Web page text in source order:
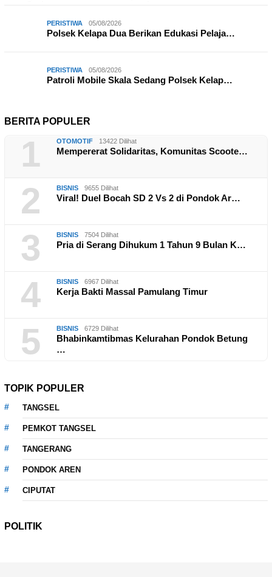
PERISTIWA 05/08/2026
Polsek Kelapa Dua Berikan Edukasi Pelaja…
PERISTIWA 05/08/2026
Patroli Mobile Skala Sedang Polsek Kelap…
BERITA POPULER
1 OTOMOTIF 13422 Dilihat
Mempererat Solidaritas, Komunitas Scoote…
2 BISNIS 9655 Dilihat
Viral! Duel Bocah SD 2 Vs 2 di Pondok Ar…
3 BISNIS 7504 Dilihat
Pria di Serang Dihukum 1 Tahun 9 Bulan K…
4 BISNIS 6967 Dilihat
Kerja Bakti Massal Pamulang Timur
5 BISNIS 6729 Dilihat
Bhabinkamtibmas Kelurahan Pondok Betung
…
TOPIK POPULER
TANGSEL
PEMKOT TANGSEL
TANGERANG
PONDOK AREN
CIPUTAT
POLITIK